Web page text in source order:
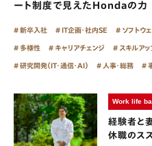
ート制度で見えたHondaの力
新卒入社 IT企画・社内SE ソフトウ
多様性 キャリアチェンジ スキルア
研究開発（IT・通信・AI） 人事・総務
Work life
経験者と
休職のス